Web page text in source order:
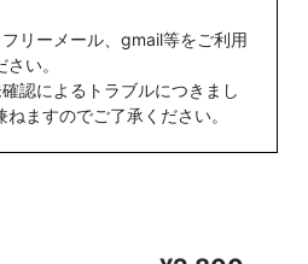
リーメール、gmail等をご利用
い。
認によるトラブルにつきまし
ますのでご了承ください。